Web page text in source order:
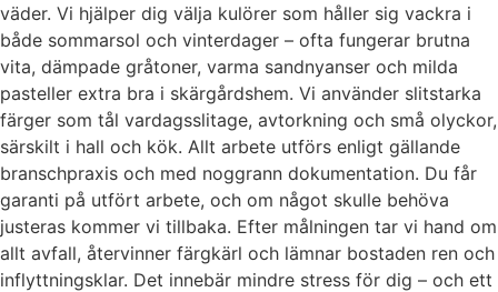
väder. Vi hjälper dig välja kulörer som håller sig vackra i
både sommarsol och vinterdager – ofta fungerar brutna
vita, dämpade gråtoner, varma sandnyanser och milda
pasteller extra bra i skärgårdshem. Vi använder slitstarka
färger som tål vardagsslitage, avtorkning och små olyckor,
särskilt i hall och kök. Allt arbete utförs enligt gällande
branschpraxis och med noggrann dokumentation. Du får
garanti på utfört arbete, och om något skulle behöva
justeras kommer vi tillbaka. Efter målningen tar vi hand om
allt avfall, återvinner färgkärl och lämnar bostaden ren och
inflyttningsklar. Det innebär mindre stress för dig – och ett